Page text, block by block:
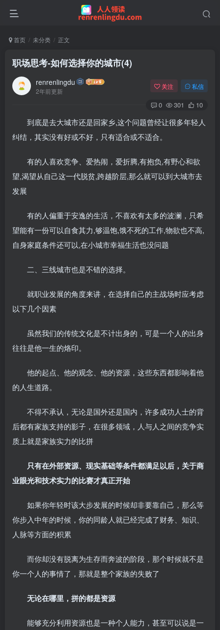
首页 未分类 正文
职场思考-如何选择你的城市(4)
renrenlingdu
2年前更新
关注 私信
0 301 10
到底是去大城市还是回家乡,这个问题曾经让很多年轻人
纠结，其实没有好或不好，只有适合或不适合。
有的人喜欢竞争、爱热闹，爱折腾,有抱负,有野心和欲
望,渴望从自己这一代脱贫,跨越阶层,那么就可以到大城市去
发展
有的人偏重于安逸的生活，不喜欢有太多的波澜，只希
望能有一份可以自食其力,够温饱,饿不死的工作,物欲也不高,
自身家庭条件还可以,在小城市幸福生活也没问题
二、三线城市也是不错的选择。
就职业发展的角度来讲，在选择自己的主战场时应考虑
以下几个因素
虽然我们的传统文化是不计出身的，可是一个人的出身
往往是他一生的烙印。
他的起点、他的观念、他的资源，这些东西都影响着他
的人生道路。
不得不承认，无论是国外还是国内，许多成功人士的背
后都有家族支持的影子，在很多领域，人与人之间的竞争实
质上就是家族实力的比拼
只有在外部资源、现实基础等条件都满足以后，关于商
业眼光和技术实力的比赛才真正开始
如果你年轻时该大步发展的时候却非要靠自己，那么等
你步入中年的时候，你的同龄人就已经完成了财务、知识、
人脉等方面的积累
而你却没有脱离为生存而奔波的阶段，那个时候就不是
你一个人的事情了，那就是整个家族的失败了
无论在哪里，拼的都是资源
能够充分利用资源也是一种个人能力，甚至可以说是一